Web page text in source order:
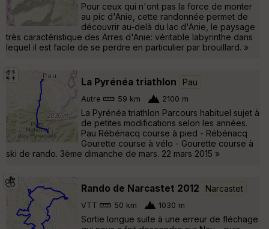
Pour ceux qui n'ont pas la force de monter
au pic d'Anie, cette randonnée permet de
découvrir au-delà du lac d'Anie, le paysage
très caractéristique des Arres d'Anie: véritable labyrinthe dans
lequel il est facile de se perdre en particulier par brouillard. »
La Pyrénéa triathlon Pau
Autre 59 km 2100 m
La Pyrénéa triathlon Parcours habituel sujet à
de petites modifications selon les années.
Pau Rébénacq course à pied - Rébénacq
Gourette course à vélo - Gourette course à
ski de rando. 3ème dimanche de mars. 22 mars 2015 »
Rando de Narcastet 2012 Narcastet
VTT 50 km 1030 m
Sortie longue suite à une erreur de fléchage